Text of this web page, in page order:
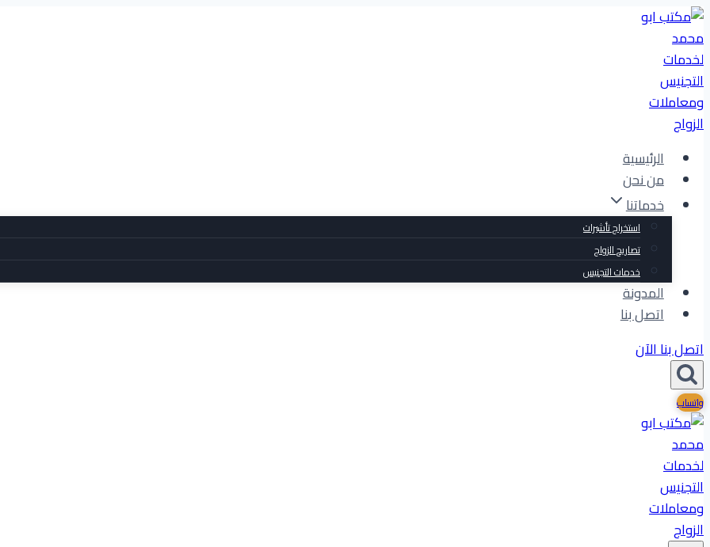
التجاوز
إلى
المحتوى
الرئيسية
من نحن
خدماتنا
استخراج تأشيرات
تصاريح الزواج
خدمات التجنيس
المدونة
اتصل بنا
اتصل بنا الآن
واتساب